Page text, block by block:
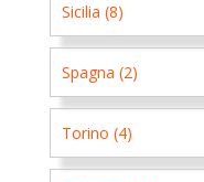
Sicilia (8)
Spagna (2)
Torino (4)